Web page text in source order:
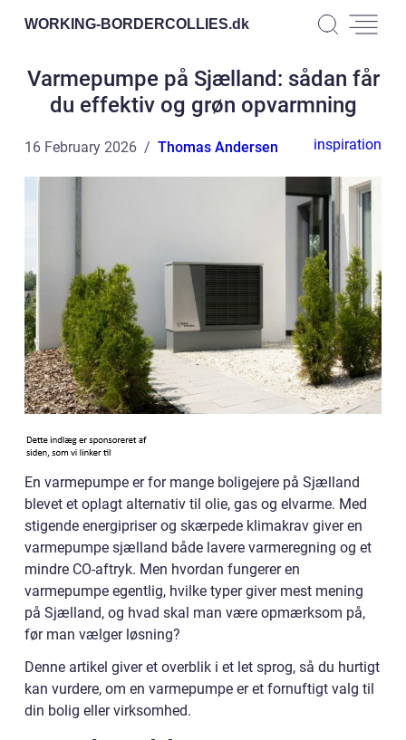
WORKING-BORDERCOLLIES.dk
Varmepumpe på Sjælland: sådan får
du effektiv og grøn opvarmning
16 February 2026 Thomas Andersen inspiration
En varmepumpe er for mange boligejere på Sjælland
blevet et oplagt alternativ til olie, gas og elvarme. Med
stigende energipriser og skærpede klimakrav giver en
varmepumpe sjælland både lavere varmeregning og et
mindre CO-aftryk. Men hvordan fungerer en
varmepumpe egentlig, hvilke typer giver mest mening
på Sjælland, og hvad skal man være opmærksom på,
før man vælger løsning?
Denne artikel giver et overblik i et let sprog, så du hurtigt
kan vurdere, om en varmepumpe er et fornuftigt valg til
din bolig eller virksomhed.